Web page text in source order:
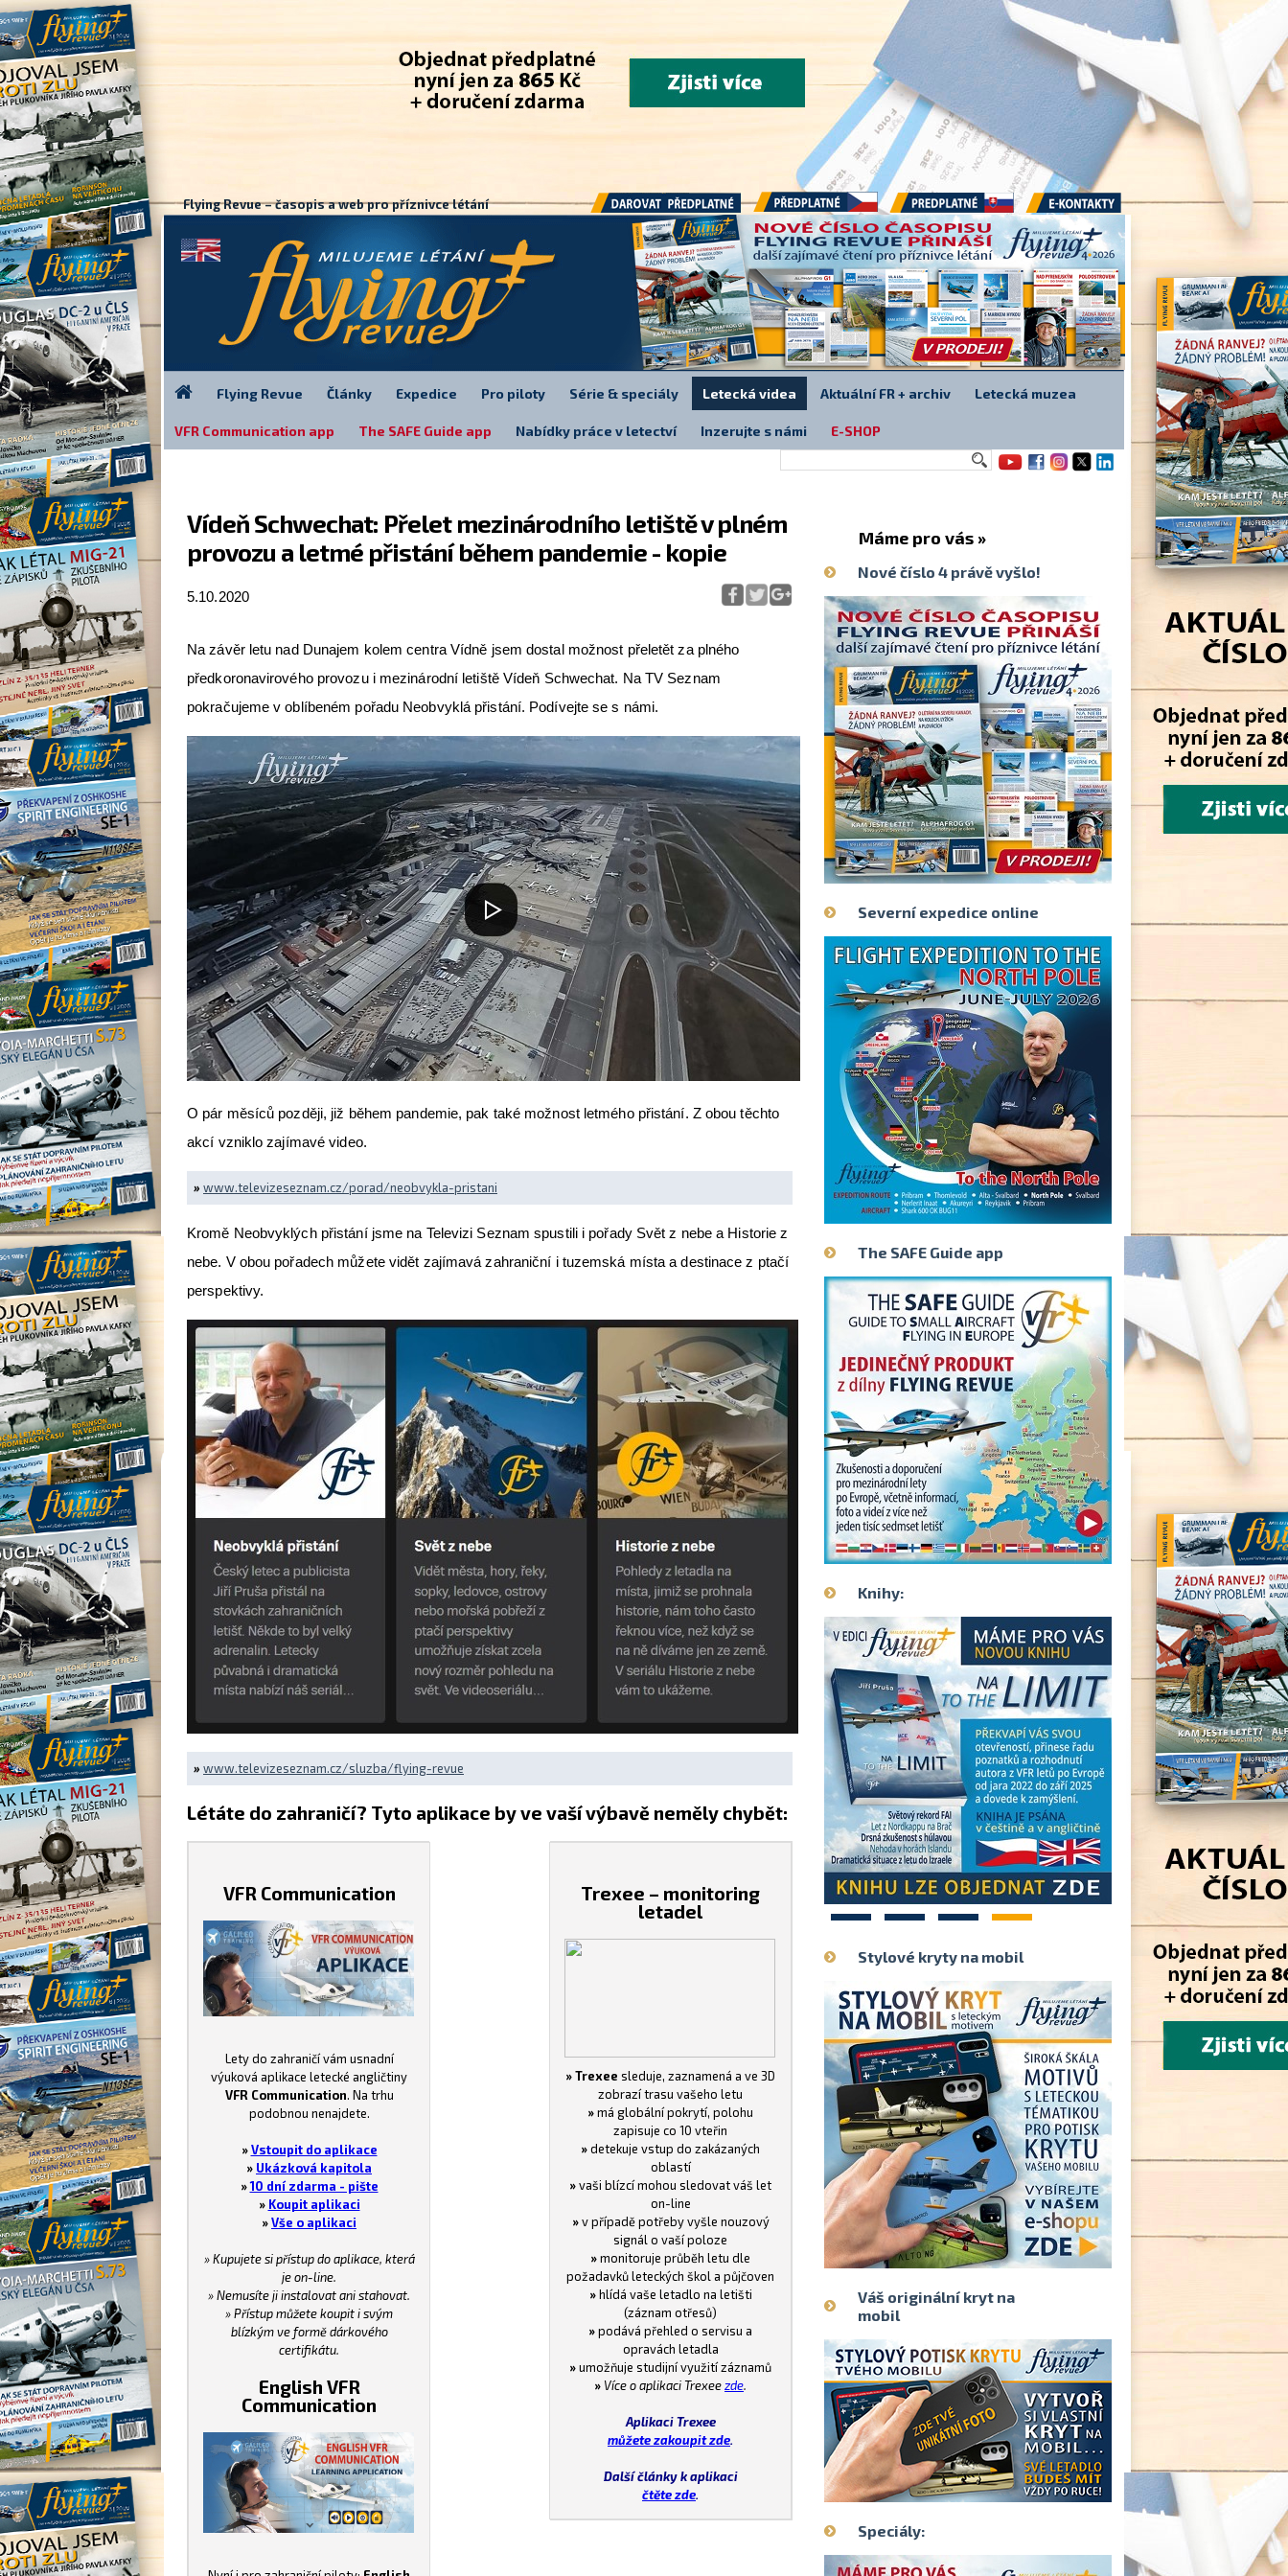
Vídeň Schwechat: Přelet mezinárodního letiště v plném
provozu a letmé přistání během pandemie - kopie
5.10.2020
Na závěr letu nad Dunajem kolem centra Vídně jsem dostal možnost přeletět za plného
předkoronavirového provozu i mezinárodní letiště Vídeň Schwechat. Na TV Seznam
pokračujeme v oblíbeném pořadu Neobvyklá přistání. Podívejte se s námi.
O pár měsíců později, již během pandemie, pak také možnost letmého přistání. Z obou těchto
akcí vzniklo zajímavé video.
» www.televizeseznam.cz/porad/neobvykla-pristani
Kromě Neobvyklých přistání jsme na Televizi Seznam spustili i pořady Svět z nebe a Historie z
nebe. V obou pořadech můžete vidět zajímavá zahraniční i tuzemská místa a destinace z ptačí
perspektivy.
» www.televizeseznam.cz/sluzba/flying-revue
Létáte do zahraničí? Tyto aplikace by ve vaší výbavě neměly chybět:
VFR Communication
Lety do zahraničí vám usnadní
výuková aplikace letecké angličtiny
VFR Communication. Na trhu
podobnou nenajdete.
» Vstoupit do aplikace
» Ukázková kapitola
»10 dní zdarma - pište
» Koupit aplikaci
»Vše o aplikaci
» Kupujete si přístup do aplikace, která
je on-line.
» Nemusíte ji instalovat ani stahovat.
» Přístup můžete koupit i svým
blízkým ve formě dárkového
certifikátu.
English VFR
Communication
Trexee – monitoring
letadel
» Trexee sleduje, zaznamená a ve 3D
zobrazí trasu vašeho letu
»má globální pokrytí, polohu
zapisuje co 10 vteřin
»detekuje vstup do zakázaných
oblastí
»vaši blízcí mohou sledovat váš let
on-line
»v případě potřeby vyšle nouzový
signál o vaší poloze
»monitoruje průběh letu dle
požadavků leteckých škol a půjčoven
»hlídá vaše letadlo na letišti
(záznam otřesů)
»podává přehled o servisu a
opravách letadla
»umožňuje studijní využití záznamů
» Více o aplikaci Trexeezde.
Aplikaci Trexee
můžete zakoupit zde.
Další články k aplikaci
čtěte zde.
Máme pro vás »
Nové číslo 4 právě vyšlo!
Severní expedice online
The SAFE Guide app
Knihy:
1 2 3 4
Stylové kryty na mobil
Váš originální kryt na
mobil
Speciály:
Flying Revue – časopis a web pro příznivce létání
Darovat předplatné Předplatné Předplatné E-kontakty
Flying Revue Články Expedice Pro piloty Série & speciály Letecká videa Aktuální FR + archiv Letecká muzea
VFR Communication app The SAFE Guide app Nabídky práce v letectví Inzerujte s námi E-SHOP